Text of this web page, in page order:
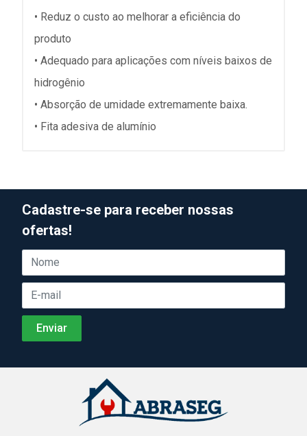
• Reduz o custo ao melhorar a eficiência do
produto
• Adequado para aplicações com níveis baixos de
hidrogênio
• Absorção de umidade extremamente baixa.
• Fita adesiva de alumínio
Cadastre-se para receber nossas
ofertas!